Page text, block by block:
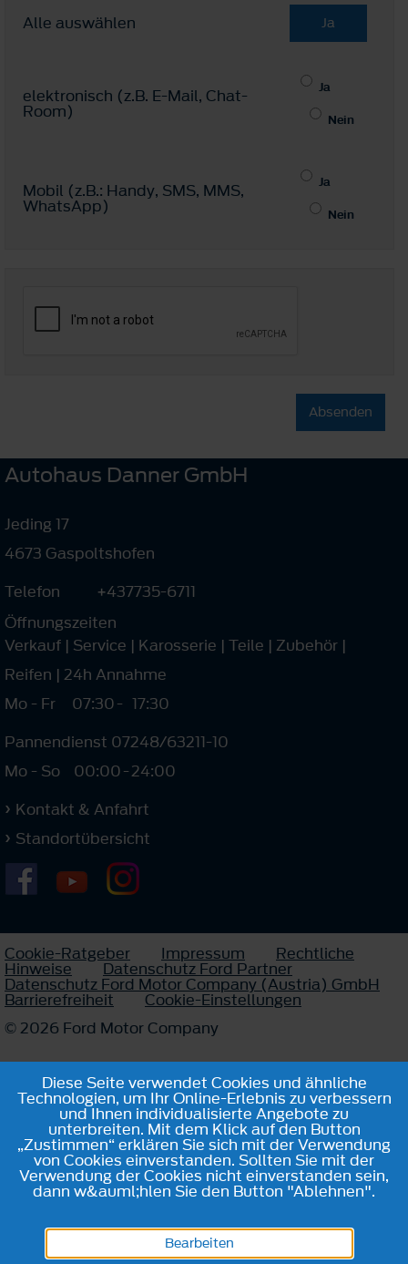
Alle auswählen Ja
elektronisch (z.B. E-Mail, Chat-
Room)
Ja
Nein
Mobil (z.B.: Handy, SMS, MMS,
WhatsApp)
Ja
Nein
Absenden
Autohaus Danner GmbH
Jeding 17
4673 Gaspoltshofen
Telefon
+437735-6711
Öffnungszeiten
Verkauf | Service | Karosserie | Teile | Zubehör |
Reifen | 24h Annahme
Mo - Fr
07:30- 17:30
Pannendienst 07248/63211-10
Mo - So
00:00-24:00
Kontakt & Anfahrt
Standortübersicht
Cookie-Ratgeber Impressum Rechtliche
Hinweise Datenschutz Ford Partner
Datenschutz Ford Motor Company (Austria) GmbH
Barrierefreiheit
Cookie-Einstellungen
© 2026 Ford Motor Company
Diese Seite verwendet Cookies und ähnliche
Technologien, um Ihr Online-Erlebnis zu verbessern
und Ihnen individualisierte Angebote zu
unterbreiten. Mit dem Klick auf den Button
„Zustimmen“ erklären Sie sich mit der Verwendung
von Cookies einverstanden. Sollten Sie mit der
Verwendung der Cookies nicht einverstanden sein,
dann w&auml;hlen Sie den Button "Ablehnen".
Bearbeiten